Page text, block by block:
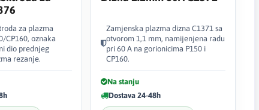
za plazma
CP160, oznaka
dio prednjeg
rezanje.
Zamjenska plazma dizna C1371 sa
otvorom 1,1 mm, namijenjena radu
pri 60 A na gorionicima P150 i
CP160.
Na stanju
Dostava 24-48h